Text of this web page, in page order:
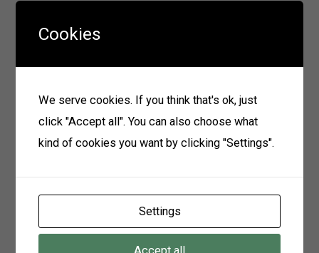
14-2. 4 – Дэлхийн банкны зээлээр “Энерготех
өдрөөс 2020 оны 03-р сарын 30-ны өдөр
ашиглалтад оруулахаар 1.44 тэрбум
төгрөгийн барилга угсралтын ажлын гэрээ
байуулсан. – 6/0,4 кВ-ын дэд станц 3 ш
кабель шугам 16,5 км, 0.4 кВ-ын агаарын
болон кабель шугам 23,7 км-ийг шинээр
барьж дууссан. – Төслийн хүрээнд тоолуур
Cookies
We serve cookies. If you think that's ok, just
click "Accept all". You can also choose what
kind of cookies you want by clicking "Settings".
Settings